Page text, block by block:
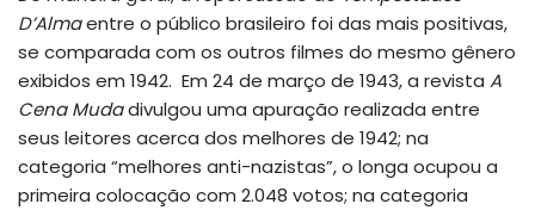
D’Almaentre o público brasileiro foi das mais positivas,
se comparada com os outros filmes do mesmo gênero
exibidos em 1942. Em 24 de março de 1943, a revista A
Cena Mudadivulgou uma apuração realizada entre
seus leitores acerca dos melhores de 1942; na
categoria “melhores anti-nazistas”, o longa ocupou a
primeira colocação com 2.048 votos; na categoria